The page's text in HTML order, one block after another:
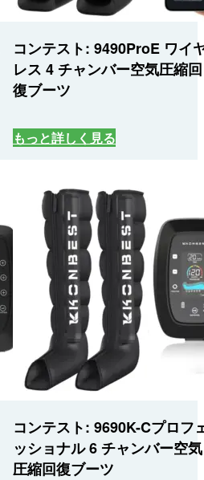
コンテスト: 9490ProE ワイ
レス 4 チャンバー空気圧縮回
復ブーツ
もっと詳しく見る
コンテスト: 9690K-Cプロフ
ッショナル 6 チャンバー空気
圧縮回復ブーツ